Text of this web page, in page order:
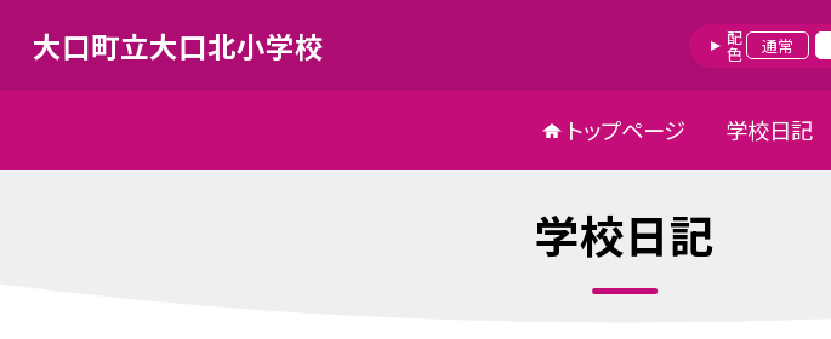
大口町立大口北小学校 配色 通常
トップページ 学校日記
学校日記